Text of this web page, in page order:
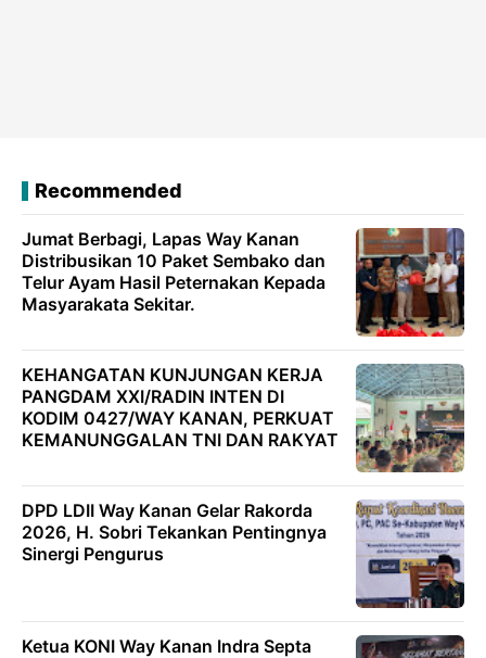
Recommended
Jumat Berbagi, Lapas Way Kanan
Distribusikan 10 Paket Sembako dan
Telur Ayam Hasil Peternakan Kepada
Masyarakata Sekitar.
KEHANGATAN KUNJUNGAN KERJA
PANGDAM XXI/RADIN INTEN DI
KODIM 0427/WAY KANAN, PERKUAT
KEMANUNGGALAN TNI DAN RAKYAT
DPD LDII Way Kanan Gelar Rakorda
2026, H. Sobri Tekankan Pentingnya
Sinergi Pengurus
Ketua KONI Way Kanan Indra Septa